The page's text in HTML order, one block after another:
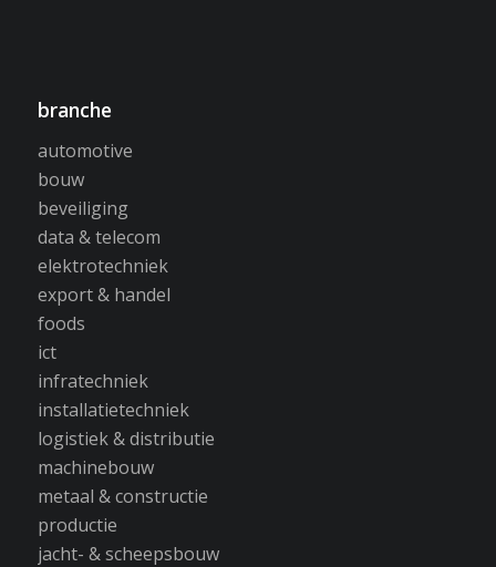
branche
automotive
bouw
beveiliging
data & telecom
elektrotechniek
export & handel
foods
ict
infratechniek
installatietechniek
logistiek & distributie
machinebouw
metaal & constructie
productie
jacht- & scheepsbouw